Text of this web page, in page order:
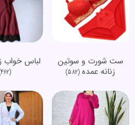
ست شورت و سوتین
زنانه عمده (582)
لباس خواب
(462)